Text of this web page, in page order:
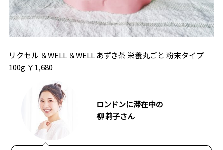
リクセル ＆WELL ＆WELL あずき茶 栄養丸ごと 粉末タイプ
100g ￥1,680
ロンドンに滞在中の
柳 莉子さん